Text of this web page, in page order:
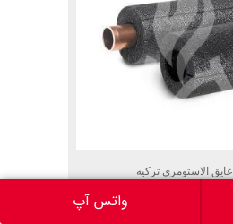
عایق الاستومری ترکیه
واتس آپ